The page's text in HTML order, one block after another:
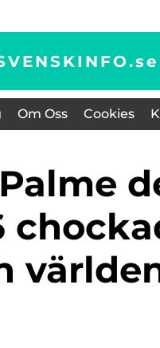
se
Om Oss Cookies